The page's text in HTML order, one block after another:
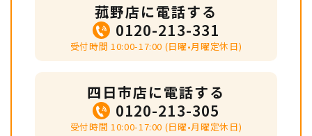
菰野店に電話する
0120-213-331
受付時間 10:00-17:00 (日曜•月曜定休日)
四日市店に電話する
0120-213-305
受付時間 10:00-17:00 (日曜•月曜定休日)